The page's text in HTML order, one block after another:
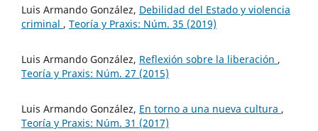
Luis Armando González, Debilidad del Estado y violencia
criminal , Teoría y Praxis: Núm. 35 (2019)
Luis Armando González, Reflexión sobre la liberación ,
Teoría y Praxis: Núm. 27 (2015)
Luis Armando González, En torno a una nueva cultura ,
Teoría y Praxis: Núm. 31 (2017)